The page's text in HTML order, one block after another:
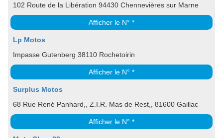
102 Route de la Libération 94430 Chennevières sur Marne
Afficher le N° *
Lp Motos
Impasse Gutenberg 38110 Rochetoirin
Afficher le N° *
Surplus Motos
68 Rue René Panhard,, Z.I.R. Mas de Rest,, 81600 Gaillac
Afficher le N° *